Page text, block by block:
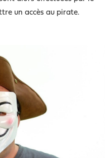
un accès au pirate.